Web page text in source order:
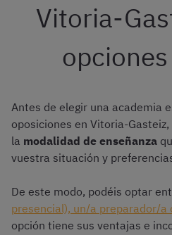
Vitoria-
Antes de elegir una academia
oposiciones en Vitoria-
la modalidad de enseñanza
vuestra situación y
De este modo, podéis optar
presencial), un/a preparador/a
opción tiene sus ventajas e